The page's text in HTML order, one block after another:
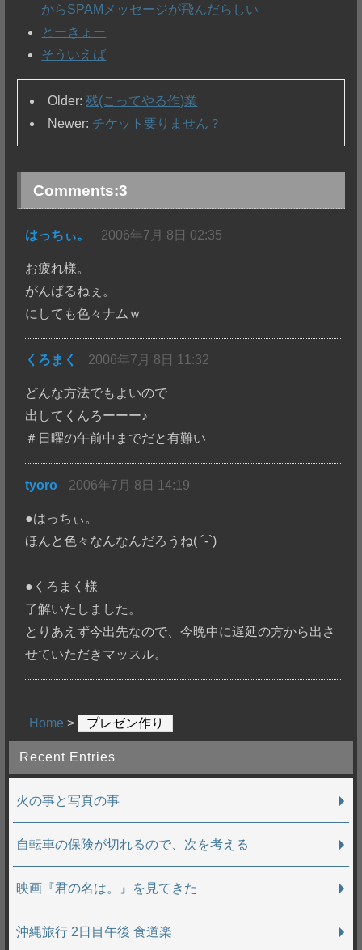
からSPAMメッセージが飛んだらしい
とーきょー
そういえば
Older:残(こってやる作)業
Newer: チケット要りません？
Comments:3
はっちぃ。 2006年7月 8日 02:35
お疲れ様。
がんばるねぇ。
にしても色々ナムｗ
くろまく 2006年7月 8日 11:32
どんな方法でもよいので
出してくんろーーー♪
＃日曜の午前中までだと有難い
tyoro 2006年7月 8日 14:19
●はっちぃ。
ほんと色々なんなんだろうね( ´-`)
●くろまく様
了解いたしました。
とりあえず今出先なので、今晩中に遅延の方から出さ
せていただきマッスル。
Home > プレゼン作り
Recent Entries
火の事と写真の事
自転車の保険が切れるので、次を考える
映画『君の名は。』を見てきた
沖縄旅行 2日目午後 食道楽